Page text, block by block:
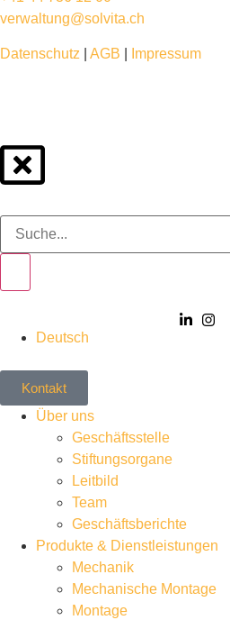
verwaltung@solvita.ch
Datenschutz AGB Impressum
Deutsch
Kontakt
Über uns
Geschäftsstelle
Stiftungsorgane
Leitbild
Team
Geschäftsberichte
Produkte & Dienstleistungen
Mechanik
Mechanische Montage
Montage